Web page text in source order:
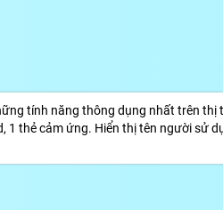
tính năng thông dụng nhất trên thị
thẻ cảm ứng. Hiển thị tên người sử